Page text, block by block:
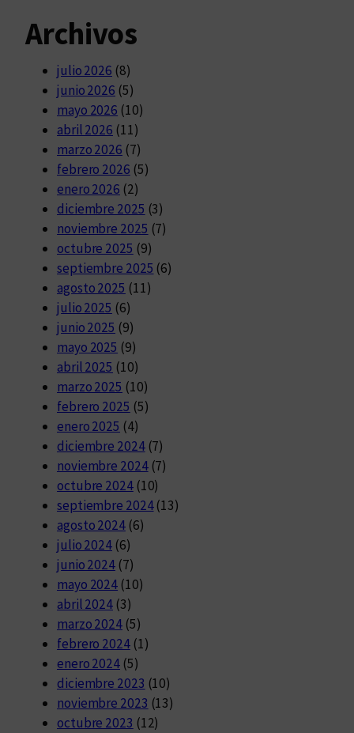
Archivos
julio 2026 (8)
junio 2026 (5)
mayo 2026 (10)
abril 2026 (11)
marzo 2026 (7)
febrero 2026 (5)
enero 2026 (2)
diciembre 2025 (3)
noviembre 2025 (7)
octubre 2025 (9)
septiembre 2025 (6)
agosto 2025 (11)
julio 2025 (6)
junio 2025 (9)
mayo 2025 (9)
abril 2025 (10)
marzo 2025 (10)
febrero 2025 (5)
enero 2025 (4)
diciembre 2024(7)
noviembre 2024(7)
octubre 2024(10)
septiembre 2024(13)
agosto 2024(6)
julio 2024 (6)
junio 2024 (7)
mayo 2024 (10)
abril 2024 (3)
marzo 2024 (5)
febrero 2024(1)
enero 2024 (5)
diciembre 2023 (10)
noviembre 2023 (13)
octubre 2023 (12)